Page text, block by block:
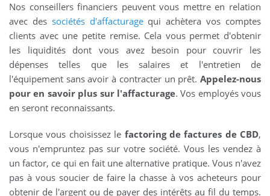
Nos conseillers financiers peuvent vous mettre en relation
avec des sociétés d'affacturagequi achètera vos comptes
clients avec une petite remise. Cela vous permet d'obtenir
les liquidités dont vous avez besoin pour couvrir les
dépenses telles que les salaires et l'entretien de
l'équipement sans avoir à contracter un prêt. Appelez-nous
pour en savoir plus sur l'affacturage. Vos employés vous
en seront reconnaissants.
Lorsque vous choisissez le factoring de factures de CBD,
vous n'empruntez pas sur votre société. Vous les vendez à
un factor, ce qui en fait une alternative pratique. Vous n'avez
pas à vous soucier de faire la chasse à vos acheteurs pour
obtenir de l'argent ou de payer des intérêts au fil du temps.